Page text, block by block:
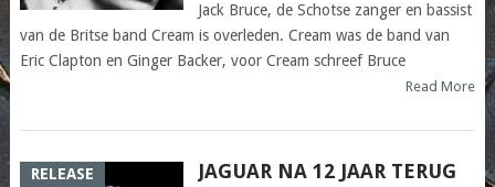
Jack Bruce, de Schotse zanger en bassist
van de Britse band Cream is overleden. Cream was de band van
Eric Clapton en Ginger Backer, voor Cream schreef Bruce
Read More
RELEASE JAGUAR NA 12 JAAR TERUG